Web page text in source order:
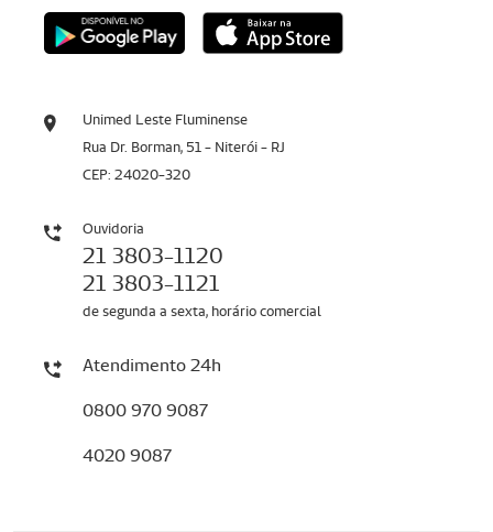
Unimed Leste Fluminense
Rua Dr. Borman, 51 - Niterói - RJ
CEP: 24020-320
Ouvidoria
21 3803-1120
21 3803-1121
de segunda a sexta, horário comercial
Atendimento 24h
0800 970 9087
4020 9087